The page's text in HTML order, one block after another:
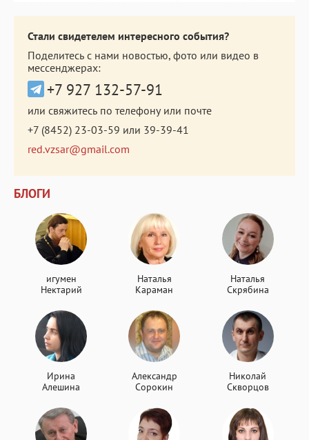
Стали свидетелем интересного события?
Поделитесь с нами новостью, фото или видео в
мессенджерах:
+7 927 132-57-91
или свяжитесь по телефону или почте
+7 (8452) 23-03-59 или 39-39-41
red.vzsar@gmail.com
БЛОГИ
игумен
Нектарий
Наталья
Караман
Наталья
Скрябина
Ирина
Алешина
Александр
Сорокин
Николай
Скворцов